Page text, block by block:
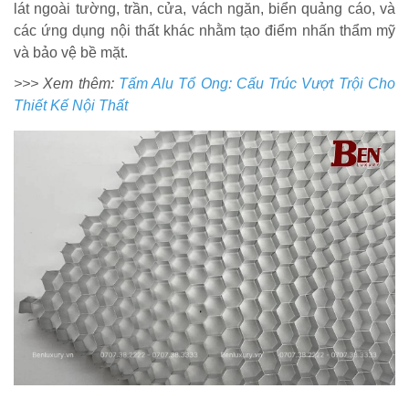
lát ngoài tường, trần, cửa, vách ngăn, biển quảng cáo, và
các ứng dụng nội thất khác nhằm tạo điểm nhấn thẩm mỹ
và bảo vệ bề mặt.
>>> Xem thêm: Tấm Alu Tổ Ong: Cấu Trúc Vượt Trội Cho
Thiết Kế Nội Thất